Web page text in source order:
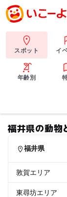
スポット イ
年齢別
福井県の動物
福井県
敦賀エリア
東尋坊エリア